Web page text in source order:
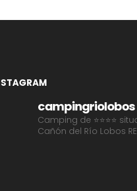
campingriolobos
Camping de ⭐⭐⭐⭐
Cañón del Río Lobos